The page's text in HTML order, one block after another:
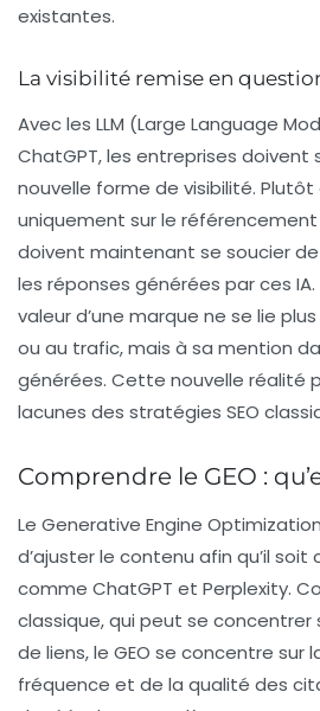
existantes.
La visibilité remise en
Avec les LLM (Large Language
ChatGPT, les entreprises doivent
nouvelle forme de visibilité.
uniquement sur le
doivent maintenant se soucier
les réponses générées par ces
valeur d’une marque ne se lie
ou au trafic, mais à sa mention
générées. Cette nouvelle réalité
lacunes des stratégies SEO
Comprendre le GEO :
Le Generative Engine Optimization
d’ajuster le contenu afin qu’il soit
comme ChatGPT et Perplexity.
classique, qui peut se concentrer
de liens, le GEO se concentre sur
fréquence et de la qualité des